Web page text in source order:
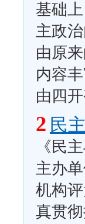
基础
主政
由原
内容
由四
2 民
《民
主办
机构
真贯